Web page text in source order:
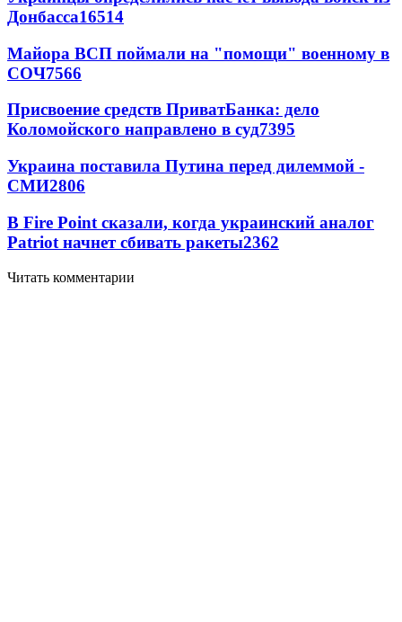
Донбасса16514
Майора ВСП поймали на "помощи" военному в
СОЧ7566
Присвоение средств ПриватБанка: дело
Коломойского направлено в суд7395
Украина поставила Путина перед дилеммой -
СМИ2806
В Fire Point сказали, когда украинский аналог
Patriot начнет сбивать ракеты2362
Читать комментарии